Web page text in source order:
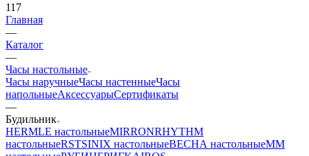
117
Главная
—
Каталог
—
Часы настольные
Часы наручныеЧасы настенныеЧасы
напольныеАксессуарыСертификаты
—
Будильник
HERMLE настольныеMIRRONRHYTHM
настольныеRSTSINIX настольныеВЕСНА настольныеММ